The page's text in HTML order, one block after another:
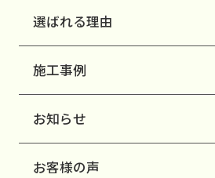
選ばれる理由
施工事例
お知らせ
お客様の声